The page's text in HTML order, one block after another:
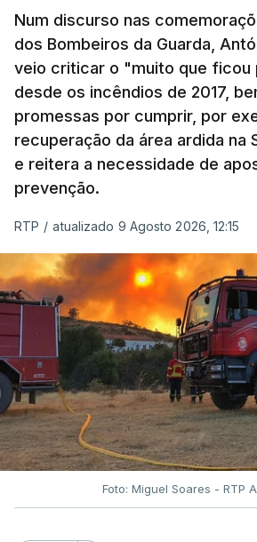
Num discurso nas
dos Bombeiros da Guarda,
veio criticar o "muito que ficou
desde os incêndios de 2017,
promessas por cumprir, por
recuperação da área ardida na
e reitera a necessidade de
prevenção.
RTP / atualizado 9 Agosto 2026, 12:15
Foto: Miguel Soares - RTP